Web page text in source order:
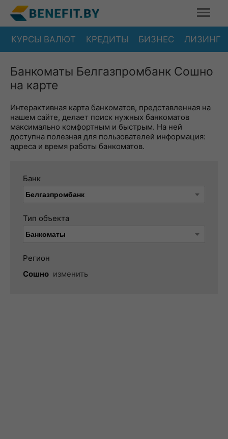
КУРСЫ ВАЛЮТ КРЕДИТЫ БИЗНЕС ЛИЗИНГ
Банкоматы Белгазпромбанк Сошно
на карте
Интерактивная карта банкоматов, представленная на
нашем сайте, делает поиск нужных банкоматов
максимально комфортным и быстрым. На ней
доступна полезная для пользователей информация:
адреса и время работы банкоматов.
Банк
Тип объекта
Регион
Сошно изменить